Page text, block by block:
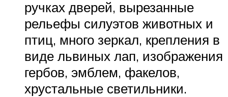
ручках дверей, вырезанные
рельефы силуэтов животных и
птиц, много зеркал, крепления в
виде львиных лап, изображения
гербов, эмблем, факелов,
хрустальные светильники.